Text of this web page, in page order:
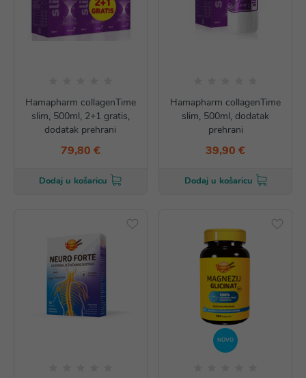
Hamapharm collagenTime
slim, 500ml, 2+1 gratis,
dodatak prehrani
79,80 €
Dodaj u košaricu
Hamapharm collagenTime
slim, 500ml, dodatak
prehrani
39,90 €
Dodaj u košaricu
NOVO